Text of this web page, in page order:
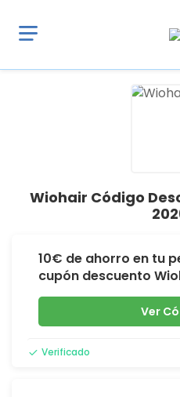
Wiohair Código
10€ de ahorro en tu
cupón descuento
Ver
Verificado